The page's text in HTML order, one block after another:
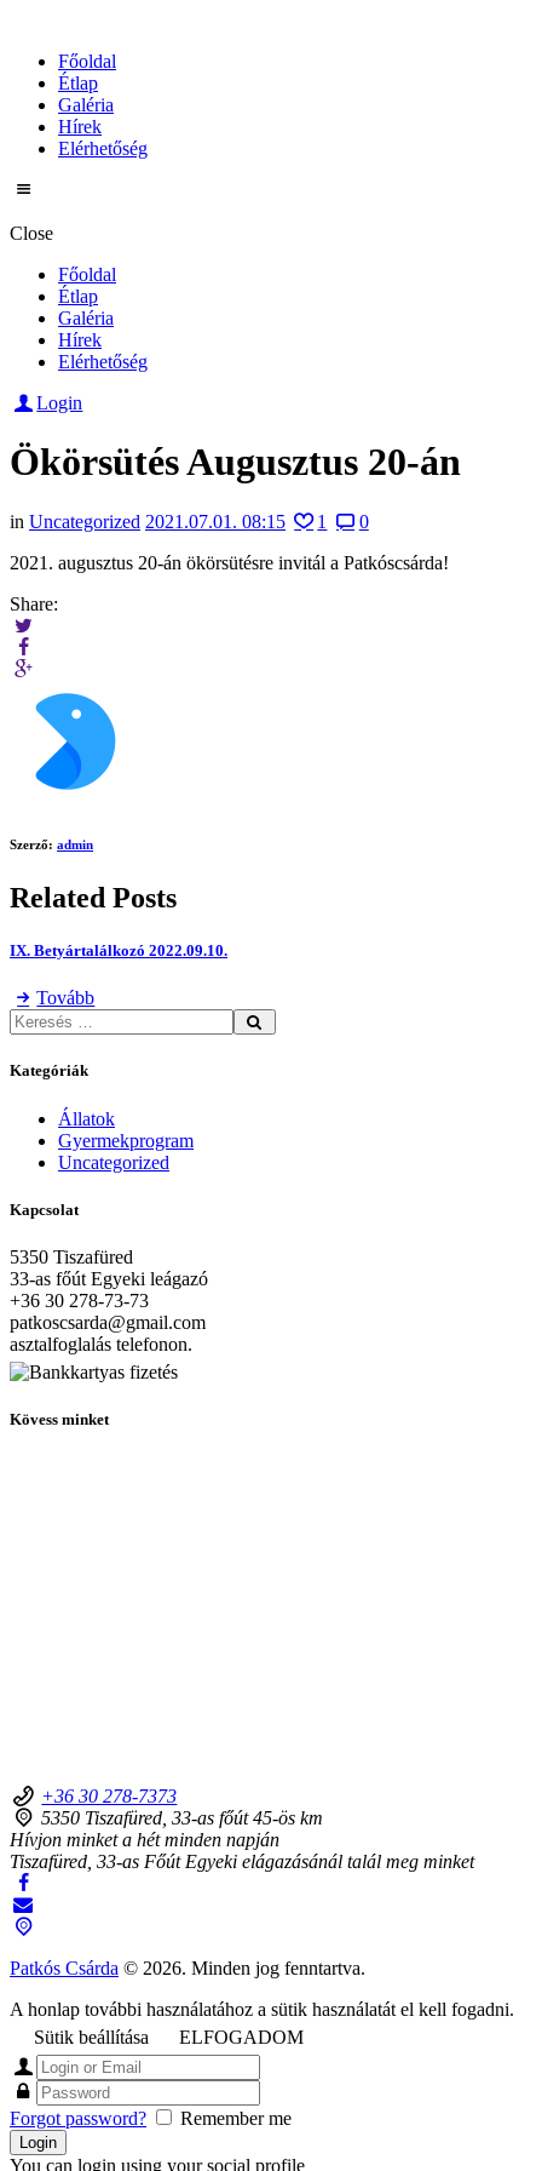
Főoldal
Étlap
Galéria
Hírek
Elérhetőség
Close
Főoldal
Étlap
Galéria
Hírek
Elérhetőség
Login
Ökörsütés Augusztus 20-án
in Uncategorized 2021.07.01. 08:15 1
0
2021. augusztus 20-án ökörsütésre invitál a Patkóscsárda!
Share:
Szerző: admin
Related Posts
IX. Betyártalálkozó 2022.09.10.
Tovább
Kategóriák
Állatok
Gyermekprogram
Uncategorized
Kapcsolat
5350 Tiszafüred
33-as főút Egyeki leágazó
+36 30 278-73-73
patkoscsarda@gmail.com
asztalfoglalás telefonon.
Kövess minket
+36 30 278-7373
5350 Tiszafüred, 33-as főút 45-ös km
Hívjon minket a hét minden napján
Tiszafüred, 33-as Főút Egyeki elágazásánál talál meg minket
Patkós Csárda © 2026. Minden jog fenntartva.
A honlap további használatához a sütik használatát el kell fogadni.
Sütik beállítása
ELFOGADOM
Forgot password? Remember me
You can login using your social profile